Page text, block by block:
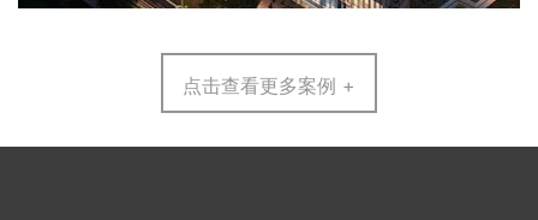
点击查看更多案例 +